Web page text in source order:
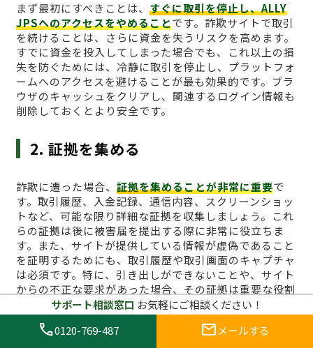
まず最初にすべきことは、 すぐに取引を停止し、ALLY
JPSへのアクセスをやめることです。詐欺サイトで取引
を続けることは、さらに資金を失うリスクを高めます。
すでに資金を投入してしまった場合でも、これ以上の損
失を防ぐためには、冷静に取引を停止し、プラットフォ
ームへのアクセスを避けることが最も効果的です。ブラ
ウザのキャッシュをクリアし、関連するログイン情報も
削除しておくとより安全です。
2. 証拠を集める
詐欺に遭った場合、 証拠を集めることが非常に重要で
す。取引履歴、入金記録、通信内容、スクリーンショッ
トなど、可能な限り詳細な証拠を収集しましょう。これ
らの証拠は後に被害届を提出する際に非常に役立ちま
す。また、サイトが提供している情報が虚偽であること
を証明するためにも、取引履歴や取引画面のキャプチャ
は必須です。特に、引き出しができないことや、サイト
からの不正な要求があった場合、その証拠は重要な役割
を果たします。
3. 詐欺サイトに関する通報を行う
サポート相談窓口 お気軽にご相談ください！
call0120-769-487 mail メールする